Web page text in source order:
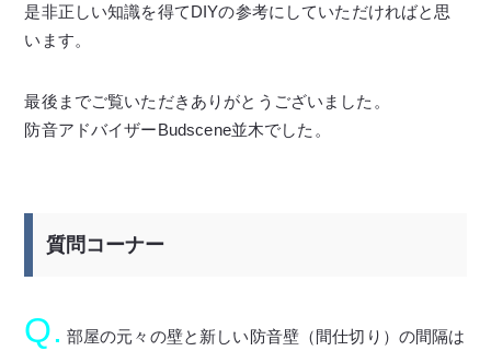
是非正しい知識を得てDIYの参考にしていただければと思
います。
最後までご覧いただきありがとうございました。
防音アドバイザーBudscene並木でした。
質問コーナー
Q. 部屋の元々の壁と新しい防音壁（間仕切り）の間隔は